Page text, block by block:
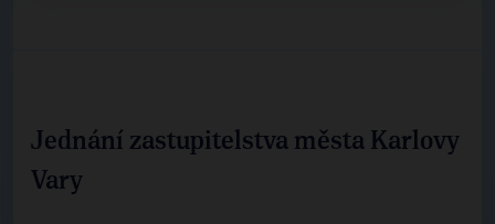
Jednání zastupitelstva města Karlovy
Vary